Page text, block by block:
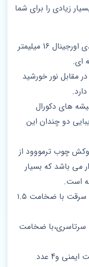
زیادی را برای شما
جنس رویه درب از ترموود فنلاندی اورجینال 16 میلیمتر
ای.
مقابل نور خورشید
های دکورال
دو چندان این
چوب ترمووود از
می باشد که بسیار
است.
ورق لنگه و چهار چوب درب ضد سرقت با ضخامت ۱.۵
سرتاسری،با ضخامت
تعداد 5 عدد پروفیل عرضی جهت ایمنی و4 عدد